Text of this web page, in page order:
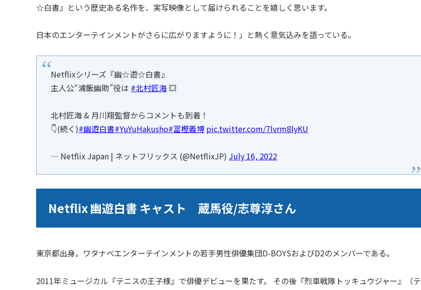
☆白書』という歴史ある名作を、実写映像として届けられることを嬉しく思います。
日本のエンターテインメントがさらに広がりますように！」と熱く意気込みを語っている。
Netflixシリーズ『幽☆遊☆白書』
主人公“浦飯幽助”役は #北村匠海💥
北村匠海 & 月川翔監督からコメントも到着！
👇(続く)#幽遊白書#YuYuHakusho#冨樫義博 pic.twitter.com/7lvrm8lyKU
— Netflix Japan | ネットフリックス (@NetflixJP) July 16, 2022
Netflix 幽遊白書 キャスト 蔵馬役/志尊淳さん
東京都出身。ワタナベエンターテインメントの若手男性俳優集団D-BOYSおよびD2のメンバーである。
2011年ミュージカル『テニスの王子様』で俳優デビューを果たす。 その後『烈車戦隊トッキュウジャー』（テ